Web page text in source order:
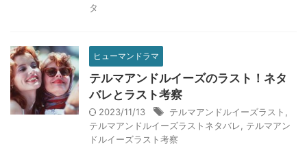
タ
ヒューマンドラマ
テルマアンドルイーズのラスト！ネタ
バレとラスト考察
2023/11/13 テルマアンドルイーズラスト
テルマアンドルイーズラストネタバレ
テルマアン
ドルイーズラスト考察